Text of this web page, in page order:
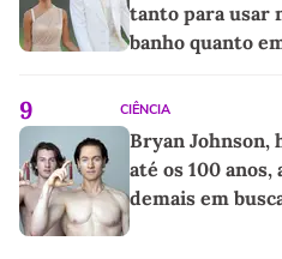
tanto para usar
banho quanto
9 CIÊNCIA
Bryan Johnson,
até os 100
demais em